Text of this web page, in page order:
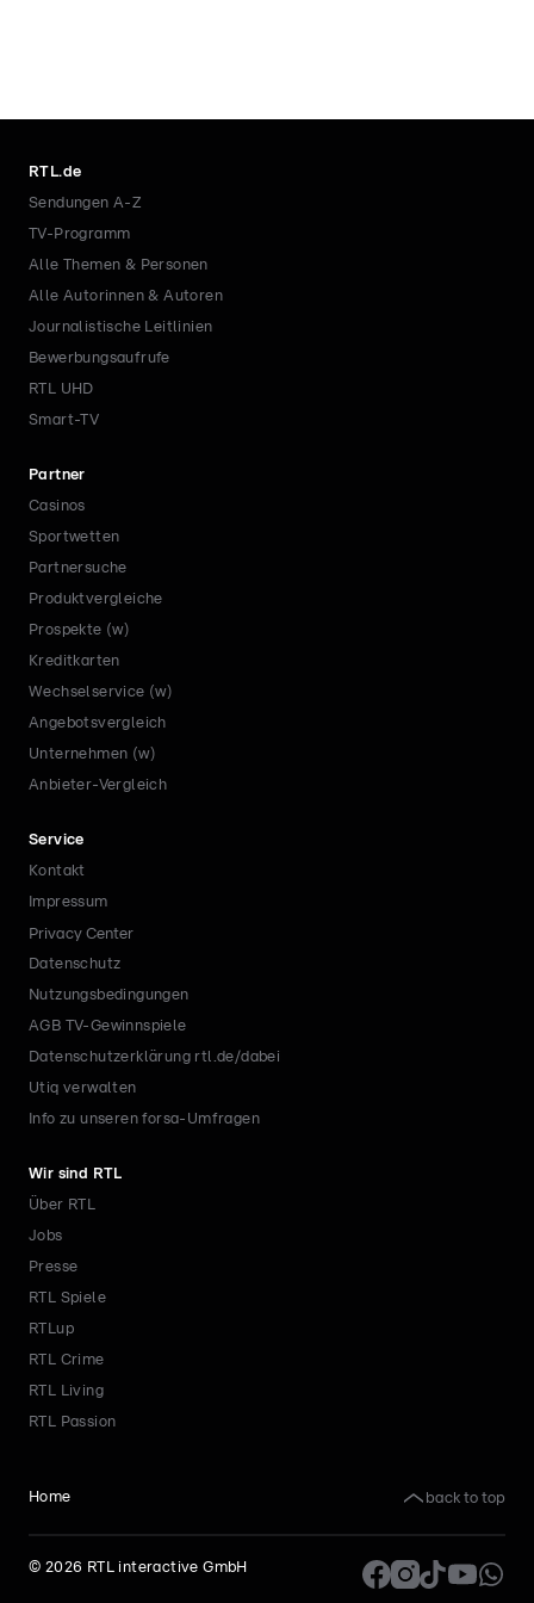
RTL.de
Sendungen A-Z
TV-Programm
Alle Themen & Personen
Alle Autorinnen & Autoren
Journalistische Leitlinien
Bewerbungsaufrufe
RTL UHD
Smart-TV
Partner
Casinos
Sportwetten
Partnersuche
Produktvergleiche
Prospekte (w)
Kreditkarten
Wechselservice (w)
Angebotsvergleich
Unternehmen (w)
Anbieter-Vergleich
Service
Kontakt
Impressum
Privacy Center
Datenschutz
Nutzungsbedingungen
AGB TV-Gewinnspiele
Datenschutzerklärung rtl.de/dabei
Utiq verwalten
Info zu unseren forsa-Umfragen
Wir sind RTL
Über RTL
Jobs
Presse
RTL Spiele
RTLup
RTL Crime
RTL Living
RTL Passion
Home back to top
© 2026 RTL interactive GmbH